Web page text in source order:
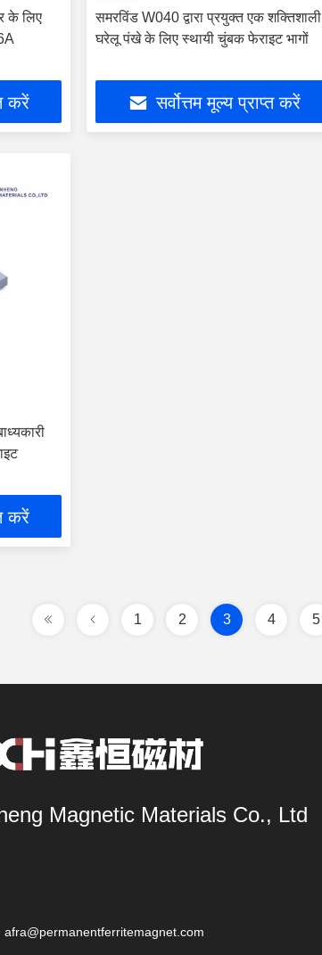
के लिए
करें
समरविंड W040 द्वारा प्रयुक्त एक शक्तिशाली
घरेलू पंखे के लिए स्थायी चुंबक फेराइट भागों
सर्वोत्तम मूल्य प्राप्त करें
करें
1 2 3 4 5
Magnetic Materials Co., Ltd
afra@permanentferritemagnet.com